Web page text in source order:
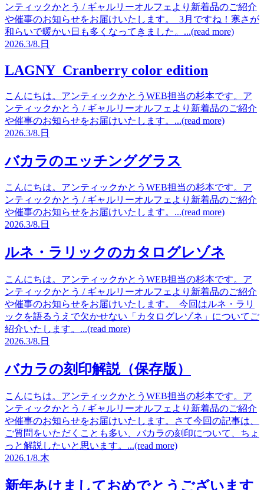
ンティックかとう / ギャルリーオルフェより新着品のご紹介
や催事のお知らせをお届けいたします。 3月ですね！寒さが
和らいで暖かい日も多くなってきました。...(read more)
2026.3/8. 日
LAGNY Cranberry color edition
こんにちは。アンティックかとうWEB担当の杉本です。ア
ンティックかとう / ギャルリーオルフェより新着品のご紹介
や催事のお知らせをお届けいたします。...(read more)
2026.3/8. 日
バカラのエッチンググラス
こんにちは。アンティックかとうWEB担当の杉本です。ア
ンティックかとう / ギャルリーオルフェより新着品のご紹介
や催事のお知らせをお届けいたします。...(read more)
2026.3/8. 日
ルネ・ラリックのカタログレゾネ
こんにちは。アンティックかとうWEB担当の杉本です。ア
ンティックかとう / ギャルリーオルフェより新着品のご紹介
や催事のお知らせをお届けいたします。 今回はルネ・ラリ
ックを語るうえで欠かせない「カタログレゾネ」についてご
紹介いたします。...(read more)
2026.3/8. 日
バカラの刻印解説（保存版）
こんにちは。アンティックかとうWEB担当の杉本です。ア
ンティックかとう / ギャルリーオルフェより新着品のご紹介
や催事のお知らせをお届けいたします。さて今回の記事は、
ご質問をいただくことも多い、バカラの刻印について、ちょ
っと解説したいと思います。...(read more)
2026.1/8.木
新年あけましておめでとうございます